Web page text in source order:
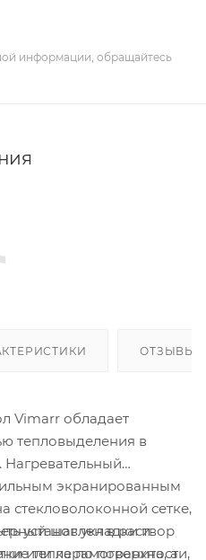
информации, обращайтесь
ОТЗЫВЫ
Vimarr обладает
тепловыделения в
Нагревательный
экранированным
стекловолоконной сетке,
шаг укладки и
тепла по поверхности,
установлен в раствор
или керамогранита, а